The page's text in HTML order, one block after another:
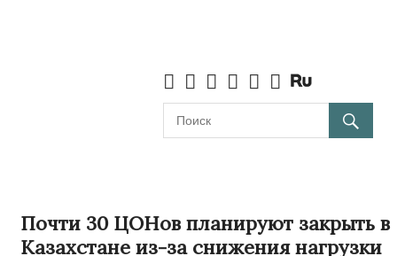
Почти 30 ЦОНов планируют закрыть в
Казахстане из-за снижения нагрузки